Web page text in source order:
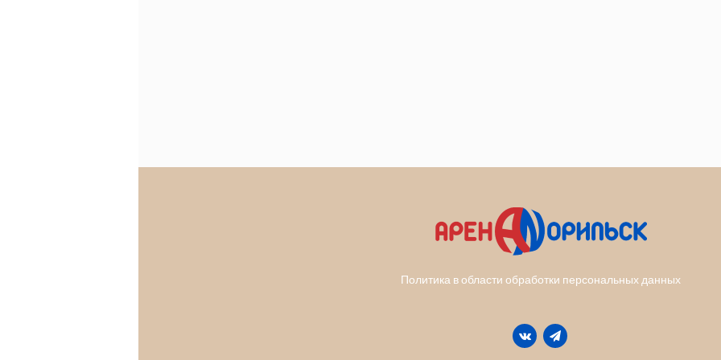
Политика в области обработки персональных данных